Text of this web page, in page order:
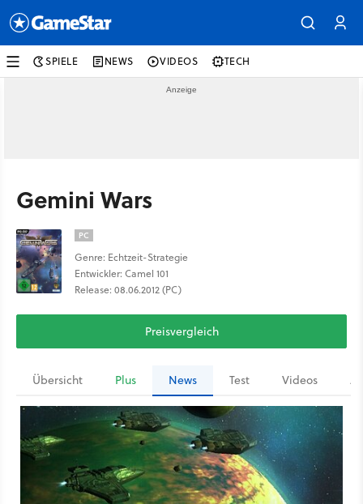
SPIELE NEWS VIDEOS TECH
Gemini Wars
PC
Genre: Echtzeit-Strategie
Entwickler: Camel 101
Release: 08.06.2012 (PC)
Preisvergleich
Übersicht Plus News Test Videos